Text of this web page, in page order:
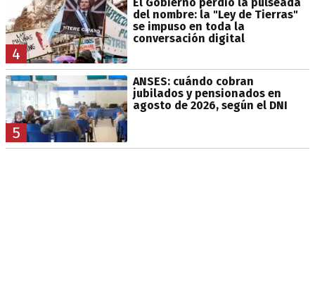
4
del nombre: la "Ley de Tierras"
se impuso en toda la
conversación digital
5
ANSES: cuándo cobran
jubilados y pensionados en
agosto de 2026, según el DNI